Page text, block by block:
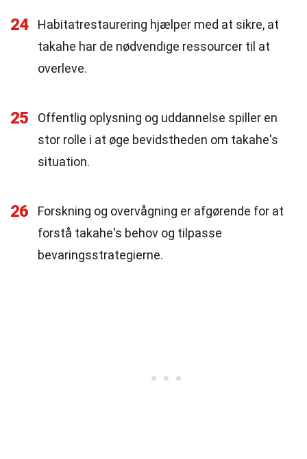
24
Habitatrestaurering hjælper med at sikre, at
takahe har de nødvendige ressourcer til at
overleve.
25
Offentlig oplysning og uddannelse spiller en
stor rolle i at øge bevidstheden om takahe's
situation.
26
Forskning og overvågning er afgørende for at
forstå takahe's behov og tilpasse
bevaringsstrategierne.